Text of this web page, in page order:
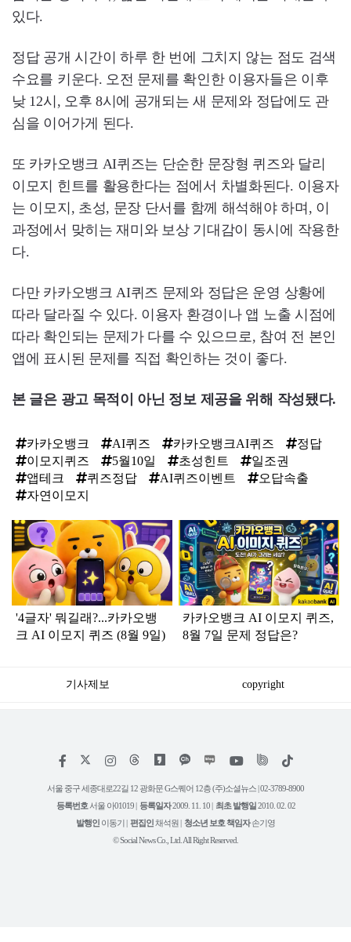
있다.
정답 공개 시간이 하루 한 번에 그치지 않는 점도 검색
수요를 키운다. 오전 문제를 확인한 이용자들은 이후
낮 12시, 오후 8시에 공개되는 새 문제와 정답에도 관
심을 이어가게 된다.
또 카카오뱅크 AI퀴즈는 단순한 문장형 퀴즈와 달리
이모지 힌트를 활용한다는 점에서 차별화된다. 이용자
는 이모지, 초성, 문장 단서를 함께 해석해야 하며, 이
과정에서 맞히는 재미와 보상 기대감이 동시에 작용한
다.
다만 카카오뱅크 AI퀴즈 문제와 정답은 운영 상황에
따라 달라질 수 있다. 이용자 환경이나 앱 노출 시점에
따라 확인되는 문제가 다를 수 있으므로, 참여 전 본인
앱에 표시된 문제를 직접 확인하는 것이 좋다.
본 글은 광고 목적이 아닌 정보 제공을 위해 작성됐다.
카카오뱅크 AI퀴즈 카카오뱅크AI퀴즈
정답
이모지퀴즈
5월10일 초성힌트
일조권
앱테크
퀴즈정답 AI퀴즈이벤트
오답속출
자연이모지
탑
라
인
'4글자' 뭐길래?...카카오뱅
크 AI 이모지 퀴즈 (8월 9일)
카카오뱅크 AI 이모지 퀴즈,
8월 7일 문제 정답은?
기사제보 copyright
페
스
북
인
타
그
램
위
트
리
유
튜
틱
서울 중구 세종대로22길 12 광화문 G스퀘어 12층 (주)소셜뉴스 | 02-3789-8900
등록번호 서울 아01019 | 등록일자2009. 11. 10 | 최초 발행일2010. 02. 02
발행인 이동기 | 편집인채석원 | 청소년 보호 책임자손기영
© Social News Co., Ltd. All Right Reserved.